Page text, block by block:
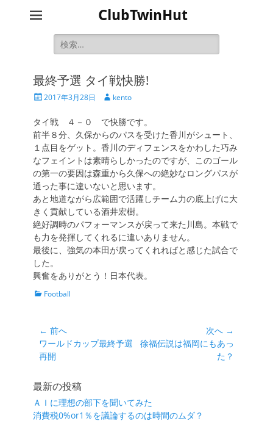
ClubTwinHut
検
索:
最終予選 タイ戦快勝!
投
日
2017年3月28日
投
者
kento
タイ戦 ４－０ で快勝です。
前半８分、久保からのパスを受けた香川がシュート、
１点目をゲット。香川のディフェンスをかわした巧み
なフェイントは素晴らしかったのですが、このゴール
の第一の要因は森重から久保への絶妙なロングパスが
通った事に違いないと思います。
あと地道ながら広範囲で活躍しチーム力の底上げに大
きく貢献している酒井宏樹。
絶好調時のパフォーマンスが戻って来た川島。本戦で
も力を発揮してくれるに違いありません。
最後に、強気の本田が戻ってくれればと感じた試合で
した。
興奮をありがとう！日本代表。
カ Football
投
稿
ナ
ビ
ゲ
ー
← 前へ
前
の
稿:
ワールドカップ最終予選
再開
次へ →
次
徐福伝説は福岡にもあっ
た？
最新の投稿
ＡＩに理想の部下を聞いてみた
消費税0%or1％を議論するのは時間のムダ？